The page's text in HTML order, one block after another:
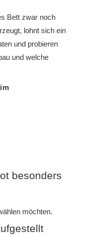
Bett zwar noch
lohnt sich ein
und probieren
und welche
besonders
möchten.